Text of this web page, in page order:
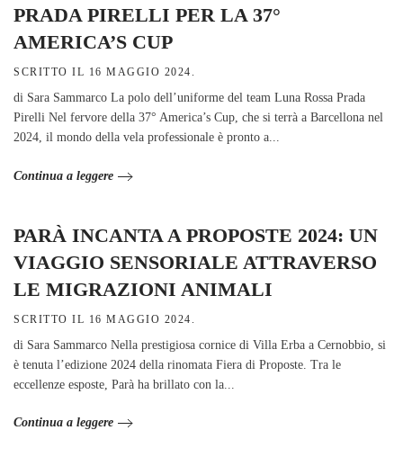
PRADA PIRELLI PER LA 37°
AMERICA’S CUP
SCRITTO IL 16 MAGGIO 2024 .
di Sara Sammarco La polo dell’uniforme del team Luna Rossa Prada
Pirelli Nel fervore della 37° America’s Cup, che si terrà a Barcellona nel
2024, il mondo della vela professionale è pronto a...
Continua a leggere
PARÀ INCANTA A PROPOSTE 2024: UN
VIAGGIO SENSORIALE ATTRAVERSO
LE MIGRAZIONI ANIMALI
SCRITTO IL 16 MAGGIO 2024
di Sara Sammarco Nella prestigiosa cornice di Villa Erba a Cernobbio, si
è tenuta l’edizione 2024 della rinomata Fiera di Proposte. Tra le
eccellenze esposte, Parà ha brillato con la...
Continua a leggere